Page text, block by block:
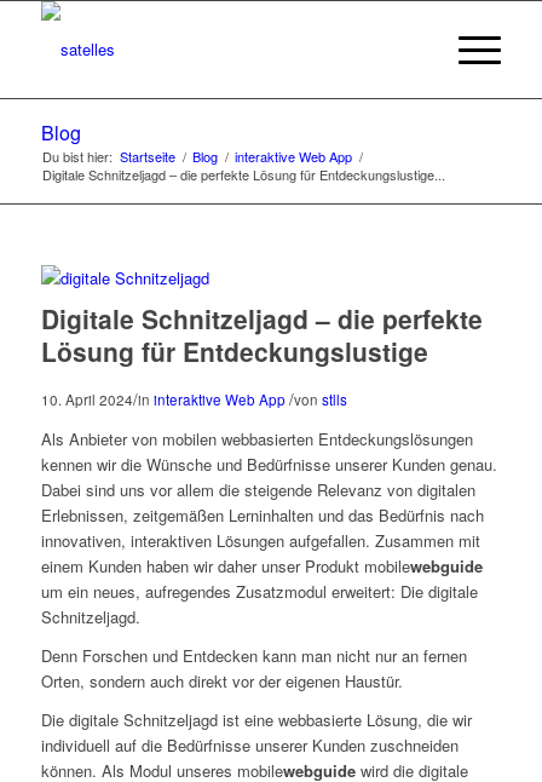
Blog
Du bist hier: Startseite / Blog / interaktive Web App /
Digitale Schnitzeljagd – die perfekte Lösung für Entdeckungslustige...
Digitale Schnitzeljagd – die perfekte
Lösung für Entdeckungslustige
10. April 2024/in interaktive Web App /von stlls
Als Anbieter von mobilen webbasierten Entdeckungslösungen
kennen wir die Wünsche und Bedürfnisse unserer Kunden genau.
Dabei sind uns vor allem die steigende Relevanz von digitalen
Erlebnissen, zeitgemäßen Lerninhalten und das Bedürfnis nach
innovativen, interaktiven Lösungen aufgefallen. Zusammen mit
einem Kunden haben wir daher unser Produkt mobilewebguide
um ein neues, aufregendes Zusatzmodul erweitert: Die digitale
Schnitzeljagd.
Denn Forschen und Entdecken kann man nicht nur an fernen
Orten, sondern auch direkt vor der eigenen Haustür.
Die digitale Schnitzeljagd ist eine webbasierte Lösung, die wir
individuell auf die Bedürfnisse unserer Kunden zuschneiden
können. Als Modul unseres mobilewebguidewird die digitale